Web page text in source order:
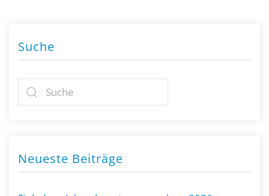
Suche
Neueste Beiträge